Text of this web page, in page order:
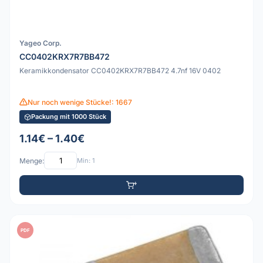
Yageo Corp.
CC0402KRX7R7BB472
Keramikkondensator CC0402KRX7R7BB472 4.7nf 16V 0402
Nur noch wenige Stücke!: 1667
Packung mit 1000 Stück
1.14€ – 1.40€
Menge: Min: 1
PDF